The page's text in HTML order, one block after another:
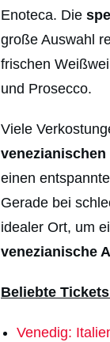
Enoteca. Die
große Auswahl
frischen
und Prosecco.
Viele
einen
Gerade bei
idealer Ort, um
venezianische
Beliebte
Venedig: